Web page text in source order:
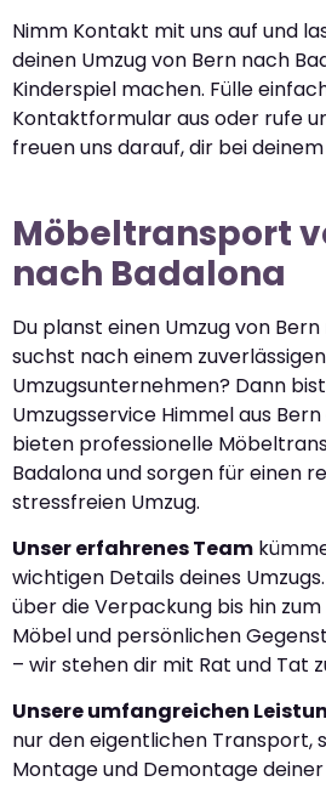
Nimm Kontakt mit uns auf und
deinen Umzug von Bern nach
Kinderspiel machen. Fülle
Kontaktformular aus oder rufe
freuen uns darauf, dir bei
Möbeltransport
nach Badalona
Du planst einen Umzug von
suchst nach einem zuverlässigen
Umzugsunternehmen? Dann
Umzugsservice Himmel aus
bieten professionelle
Badalona und sorgen für einen
stressfreien Umzug.
Unser erfahrenes Team
wichtigen Details deines
über die Verpackung bis hin
Möbel und persönlichen
– wir stehen dir mit Rat und Tat
Unsere umfangreichen
nur den eigentlichen Transport,
Montage und Demontage